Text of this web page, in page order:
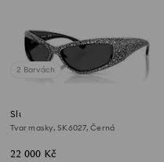
2 Barvách
Sluneční brýle
Tvar masky, SK6027, Černá
22 000 Kč